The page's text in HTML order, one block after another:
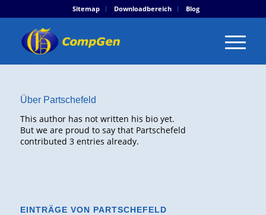
Sitemap Downloadbereich Blog
Über Partschefeld
This author has not written his bio yet.
But we are proud to say that Partschefeld
contributed 3 entries already.
EINTRÄGE VON PARTSCHEFELD